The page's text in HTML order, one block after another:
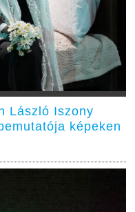
László Iszony
képeken